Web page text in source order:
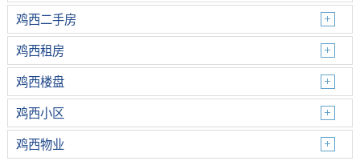
鸡西二手房
鸡西租房
鸡西楼盘
鸡西小区
鸡西物业